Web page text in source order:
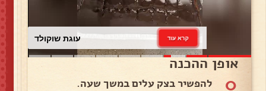
עוגת שוקולד קרא עוד
אופן ההכנה
0 להפשיר בצק עלים במשך שעה.